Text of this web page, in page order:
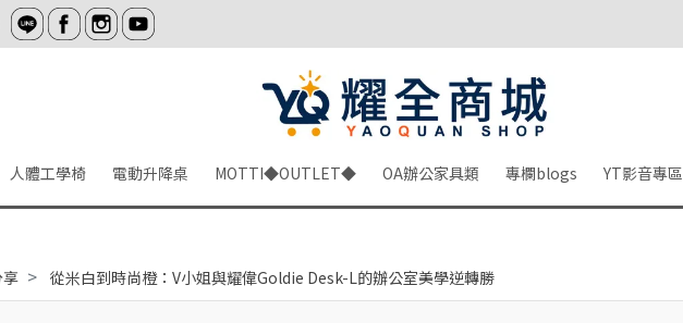
人體工學椅 電動升降桌 MOTTI◆OUTLET◆ OA辦公家具類 專欄blogs YT影音專區
從米白到時尚橙：V小姐與耀偉Goldie Desk-L的辦公室美學逆轉勝